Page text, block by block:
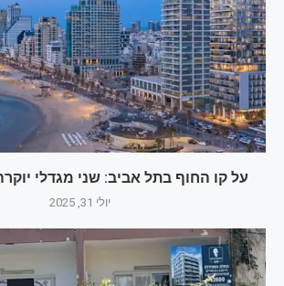
על קו החוף בתל אביב: שני מגדלי
יולי 31, 2025